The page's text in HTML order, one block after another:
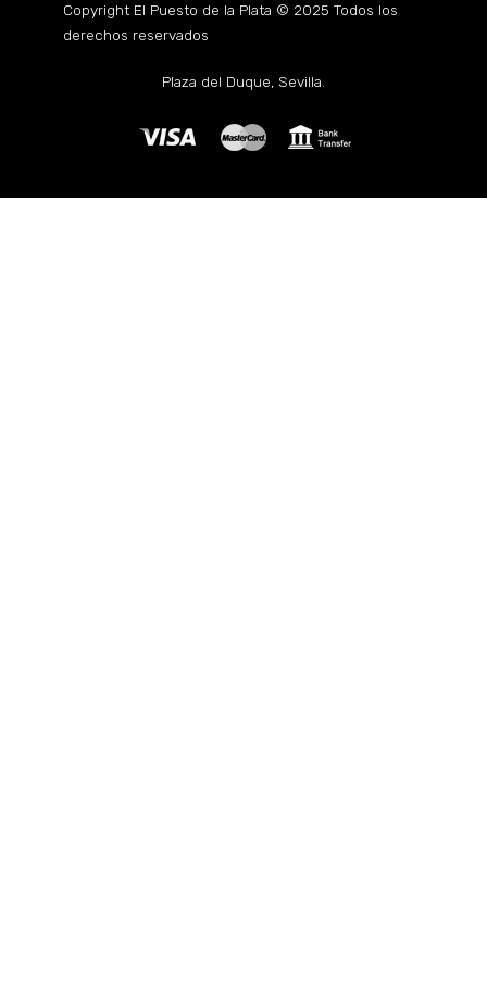
Copyright El Puesto de la Plata © 2025 Todos los
derechos reservados
Plaza del Duque, Sevilla.